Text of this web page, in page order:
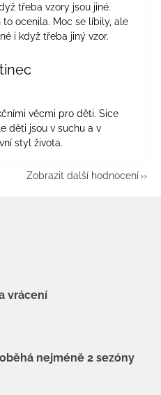
třeba vzory jsou jiné.
ocenila. Moc se líbily, ale
i když třeba jiný vzor.
je 5 z 5 hvězdiček.
věcmi pro děti. Sice
děti jsou v suchu a v
styl života.
Zobrazit další hodnocení
vrácení
nejméně 2 sezóny